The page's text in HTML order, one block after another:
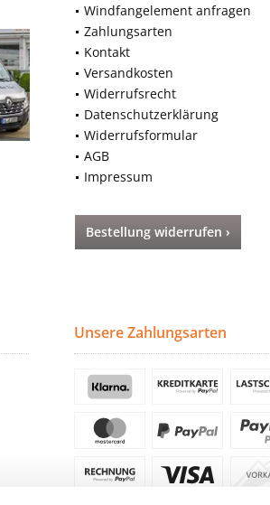
Windfangelement anfragen
Zahlungsarten
Kontakt
Versandkosten
Widerrufsrecht
Datenschutzerklärung
Widerrufsformular
AGB
Impressum
Bestellung widerrufen ›
Unsere Zahlungsarten